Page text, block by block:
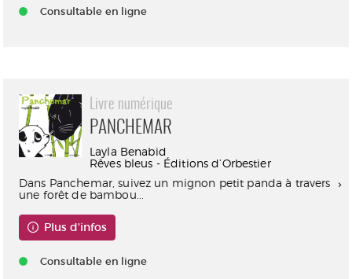
Consultable en ligne
Livre numérique
PANCHEMAR
Layla Benabid
Rêves bleus - Éditions d’Orbestier
Dans Panchemar, suivez un mignon petit panda à travers
une forêt de bambou...
Plus d'infos
Consultable en ligne